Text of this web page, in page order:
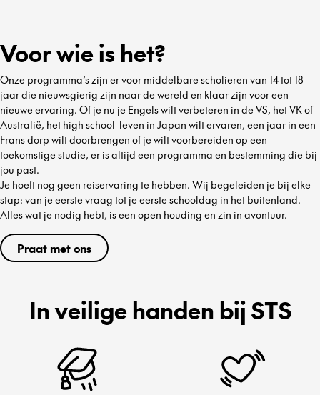
Voor wie is het?
Onze programma’s zijn er voor middelbare scholieren van 14 tot 18
jaar die nieuwsgierig zijn naar de wereld en klaar zijn voor een
nieuwe ervaring. Of je nu je Engels wilt verbeteren in de VS, het VK of
Australië, het high school-leven in Japan wilt ervaren, een jaar in een
Frans dorp wilt doorbrengen of je wilt voorbereiden op een
toekomstige studie, er is altijd een programma en bestemming die bij
jou past.
Je hoeft nog geen reiservaring te hebben. Wij begeleiden je bij elke
stap: van je eerste vraag tot je eerste schooldag in het buitenland.
Alles wat je nodig hebt, is een open houding en zin in avontuur.
Praat met ons
In veilige handen bij STS